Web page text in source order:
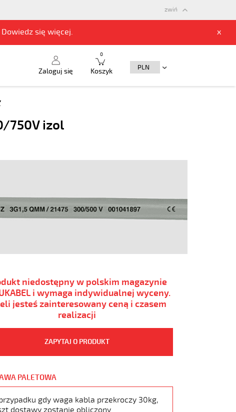
się więcej. x
zwiń
Zaloguj się Koszyk
0
750V izol
niedostępny w polskim magazynie
i wymaga indywidualnej wyceny.
jesteś zainteresowany ceną i czasem
realizacji
ZAPYTAJ O PRODUKT
PALETOWA
gdy waga kabla przekroczy 30kg,